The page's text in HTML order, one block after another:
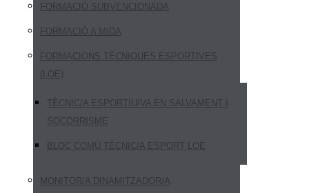
FORMACIÓ SUBVENCIONADA
FORMACIÓ A MIDA
FORMACIONS TÈCNIQUES ESPORTIVES
(LOE)
TÈCNIC/A ESPORTIU/VA EN SALVAMENT I
SOCORRISME
BLOC COMÚ TÈCNIC/A ESPORT LOE
MONITOR/A DINAMITZADOR/A